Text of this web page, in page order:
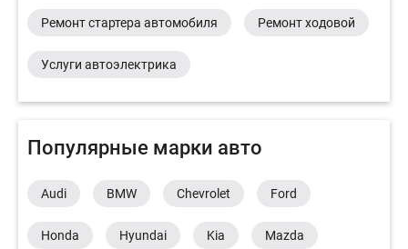
Ремонт стартера автомобиля Ремонт ходовой
Услуги автоэлектрика
Популярные марки авто
Audi BMW Chevrolet Ford
Honda Hyundai Kia Mazda